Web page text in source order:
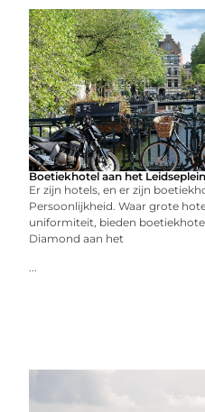
Boetiekhotel aan het Leidseplein
Er zijn hotels, en er zijn
Persoonlijkheid. Waar grote
uniformiteit, bieden
Diamond aan het
...